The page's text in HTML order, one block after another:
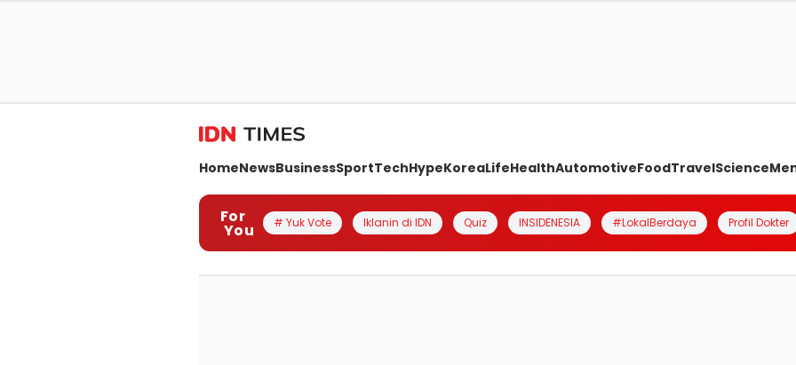
HomeNewsBusinessSportTechHypeKoreaLifeHealthAutomotiveFoodTravelScience
For
You # Yuk Vote Iklanin di IDN Quiz INSIDENESIA #LokalBerdaya Profil Dokter